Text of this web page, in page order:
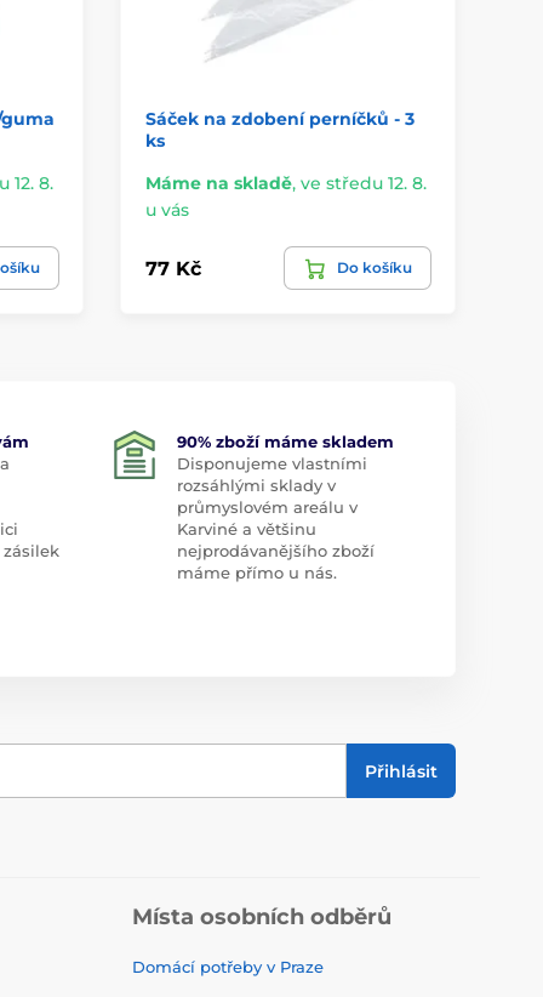
12. 8.
Sáček na zdobení perníčků - 3
ks
Máme na skladě, ve středu 12. 8.
u vás
77 Kč Do košíku
90% zboží máme skladem
Disponujeme vlastními
rozsáhlými sklady v
průmyslovém areálu v
Karviné a většinu
nejprodávanějšího zboží
máme přímo u nás.
Přihlásit
Místa osobních odběrů
Domácí potřeby v Praze